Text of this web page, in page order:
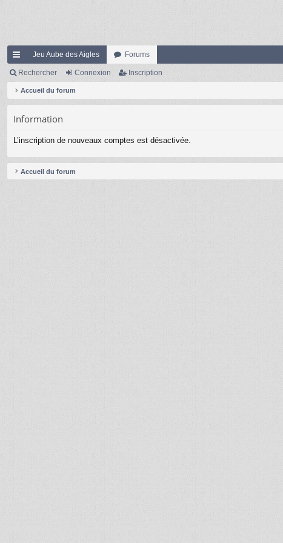
ac
co
s
Jeu Aube des Aigles Forums
Rechercher Connexion Inscription
Accueil du forum
Information
L’inscription de nouveaux comptes est désactivée.
Accueil du forum